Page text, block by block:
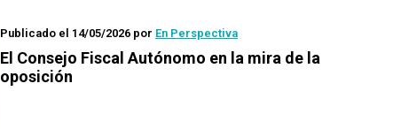
Publicado el 14/05/2026 por En Perspectiva
El Consejo Fiscal Autónomo en la mira de la
oposición